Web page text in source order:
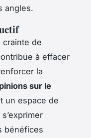
angles.
crainte de
à effacer
la
sur le
un espace de
bénéfices